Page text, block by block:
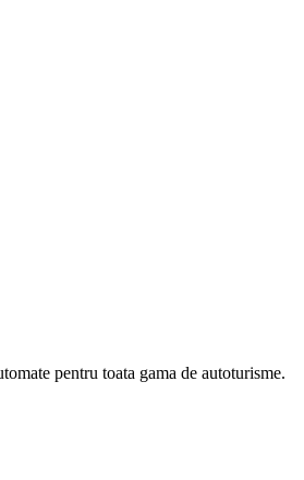
pentru toata gama de autoturisme.